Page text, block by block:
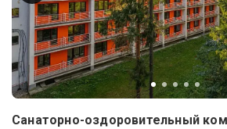
Санаторно-оздоровительный